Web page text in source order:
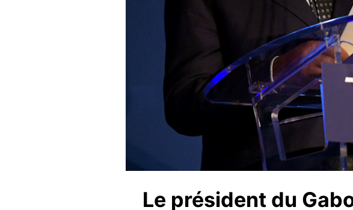
Le président du